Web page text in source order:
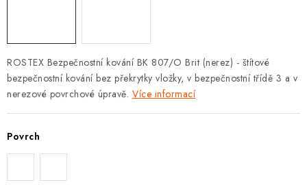
CYLINDRICKÉ VLOŽKY
VISACÍ ZÁMKY
ROSTEX Bezpečnostní kování BK 807/O Brit (nerez) - štítové
bezpečnostní kování bez překrytky vložky, v bezpečnostní třídě 3 a v
nerezové povrchové úpravě. Více informací
Povrch